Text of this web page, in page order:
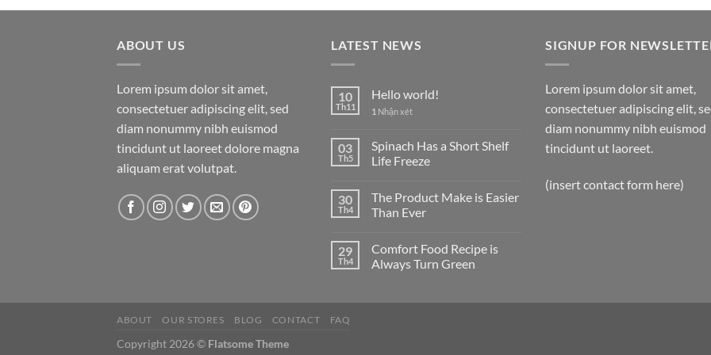
ABOUT US
Lorem ipsum dolor sit amet,
consectetuer adipiscing elit, sed
diam nonummy nibh euismod
tincidunt ut laoreet dolore magna
aliquam erat volutpat.
LATEST NEWS
10
Th11
Hello world!
1 Nhận xét
03
Th5
Spinach Has a Short Shelf
Life Freeze
30
Th4
The Product Make is Easier
Than Ever
29
Th4
Comfort Food Recipe is
Always Turn Green
SIGNUP FOR
Lorem ipsum dolor sit amet,
consectetuer adipiscing elit,
diam nonummy nibh euismod
tincidunt ut laoreet.
(insert contact form here)
ABOUT OUR STORES BLOG CONTACT FAQ
Copyright 2026 © Flatsome Theme